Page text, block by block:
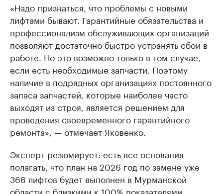
«Надо признаться, что проблемы с новыми
лифтами бывают. Гарантийные обязательства и
профессионализм обслуживающих организаций
позволяют достаточно быстро устранять сбои в
работе. Но это возможно только в том случае,
если есть необходимые запчасти. Поэтому
наличие в подрядных организациях постоянного
запаса запчастей, которые наиболее часто
выходят из строя, является решением для
проведения своевременного гарантийного
ремонта», — отмечает Яковенко.
Эксперт резюмирует: есть все основания
полагать, что план на 2026 год по замене уже
368 лифтов будет выполнен в Мурманской
области с близкими к 100% показателями.